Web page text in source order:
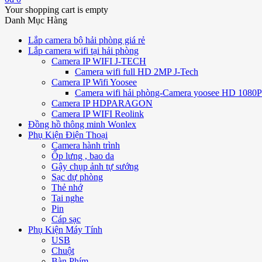
Your shopping cart is empty
Danh Mục Hàng
Lắp camera bộ hải phòng giá rẻ
Lắp camera wifi tại hải phòng
Camera IP WIFI J-TECH
Camera wifi full HD 2MP J-Tech
Camera IP Wifi Yoosee
Camera wifi hải phòng-Camera yoosee HD
Camera IP HDPARAGON
Camera IP WIFI Reolink
Đồng hồ thông minh Wonlex
Phụ Kiện Điện Thoại
Camera hành trình
Ốp lưng , bao da
Gậy chụp ảnh tự sướng
Sạc dự phòng
Thẻ nhớ
Tai nghe
Pin
Cáp sạc
Phụ Kiện Máy Tính
USB
Chuột